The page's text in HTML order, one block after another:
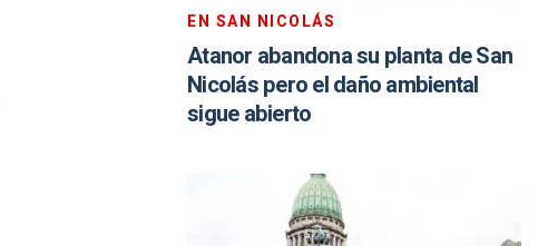
EN SAN NICOLÁS
Atanor abandona su planta de San
Nicolás pero el daño ambiental
sigue abierto